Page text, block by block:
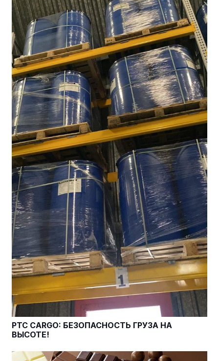
PTC CARGO: БЕЗОПАСНОСТЬ ГРУЗА НА
ВЫСОТЕ!